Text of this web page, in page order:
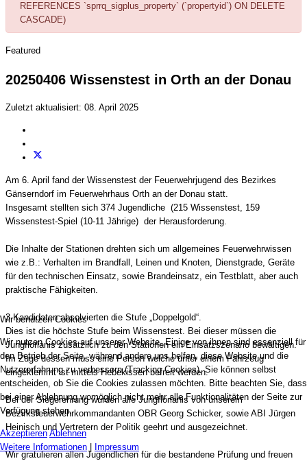
REFERENCES `sprrq_sigplus_property` (`propertyid`) ON DELETE
CASCADE)
Featured
20250406 Wissenstest in Orth an der Donau
Zuletzt aktualisiert: 08. April 2025
Am 6. April fand der Wissenstest der Feuerwehrjugend des Bezirkes
Gänserndorf im Feuerwehrhaus Orth an der Donau statt.
Insgesamt stellten sich 374 Jugendliche (215 Wissenstest, 159
Wissenstest-Spiel (10-11 Jährige) der Herausforderung.
Die Inhalte der Stationen drehten sich um allgemeines Feuerwehrwissen
wie z.B.: Verhalten im Brandfall, Leinen und Knoten, Dienstgrade, Geräte
für den technischen Einsatz, sowie Brandeinsatz, ein Testblatt, aber auch
praktische Fähigkeiten.
3 Kandidaten absolvierten die Stufe „Doppelgold“.
Dies ist die höchste Stufe beim Wissenstest. Bei dieser müssen die
Jungflorianis zusätzlich zu den Stationen ein Einsatzszenario bewältigen.
Im Zuge dessen muss eine Person welche unter einem Fahrzeug
eingeklemmt ist mittels Hebekissen befreit werden.
Bei der Siegerehrung wurden alle Jungflorianis von unserem
Bezirksfeuerwehrkommandanten OBR Georg Schicker, sowie ABI Jürgen
Heinisch und Vertretern der Politik geehrt und ausgezeichnet.
Wir gratulieren allen Jugendlichen für die bestandene Prüfung und freuen
Wir benutzen Cookies
Wir nutzen Cookies auf unserer Website. Einige von ihnen sind essenziell für
den Betrieb der Seite, während andere uns helfen, diese Website und die
Nutzererfahrung zu verbessern (Tracking Cookies). Sie können selbst
entscheiden, ob Sie die Cookies zulassen möchten. Bitte beachten Sie, dass
bei einer Ablehnung womöglich nicht mehr alle Funktionalitäten der Seite zur
Verfügung stehen.
Akzeptieren Ablehnen
Weitere Informationen
Impressum